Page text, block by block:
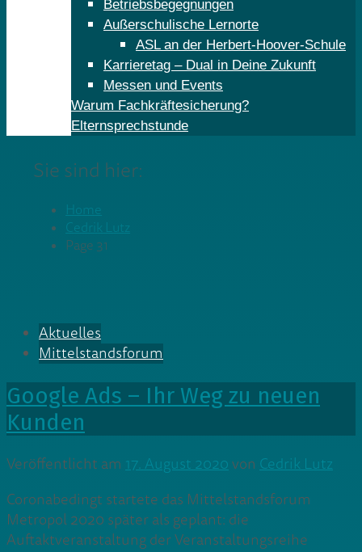
Betriebsbegegnungen
Außerschulische Lernorte
ASL an der Herbert-Hoover-Schule
Karrieretag – Dual in Deine Zukunft
Messen und Events
Warum Fachkräftesicherung?
Elternsprechstunde
Sie sind hier:
Home
Cedrik Lutz
Page 31
Aktuelles
Mittelstandsforum
Google Ads – Ihr Weg zu neuen
Kunden
Veröffentlicht am 17. August 2020von Cedrik Lutz
Coronabedingt startete das Mittelstandsforum
Metropol 2020 später als geplant: die
Auftaktveranstaltung der Veranstaltungsreihe